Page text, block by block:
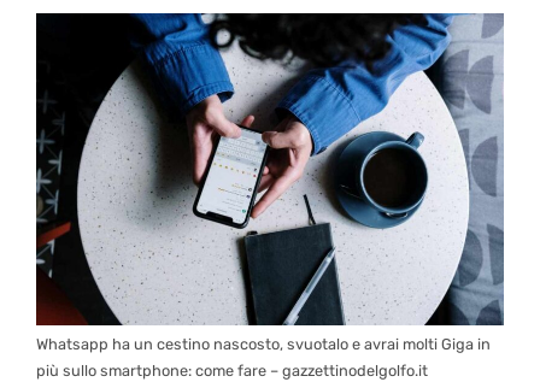
Whatsapp ha un cestino nascosto, svuotalo e avrai molti Giga in
più sullo smartphone: come fare – gazzettinodelgolfo.it